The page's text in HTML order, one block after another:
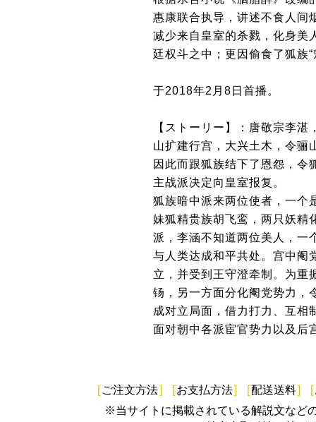
惠康联合执导，讲述不食人间
减少来自皇室的杀戮，化身美
廷权斗之中；更因偷食了狐族
于2018年2月8日首播。
【ストーリー】：唐敬宗李
山扩建行宫，大兴土木，令骊
因此而跟狐族结下了恩怨，令
主战派决定向皇室报复。
狐族暗中派来两位使者，一个
妹狐精贵族胡飞鸾，两只妖精
派，李涵不知道两位美人，一
与人类达成和平共处。宫中阉
立，并受到王守澄牵制。为重
钖，另一方面分化阉党势力，
成对立局面，借力打力、互相
面对朝中各派宦官势力以及后
[ ご注文方法] [お支払方法] [配送送料] [
※当サイトに掲載されている解説文など